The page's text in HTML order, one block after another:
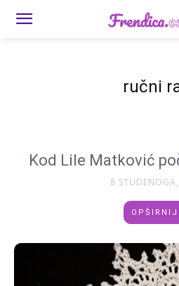
ručni
Kod Lile Matković
8